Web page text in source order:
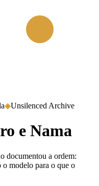
◆Unsilenced Archive
e Nama
documentou a ordem:
modelo para o que o